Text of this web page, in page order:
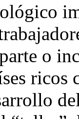
o
ricos